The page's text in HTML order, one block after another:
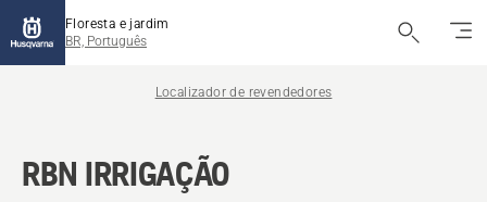
Floresta e jardim
BR, Português
Localizador de revendedores
RBN IRRIGAÇÃO